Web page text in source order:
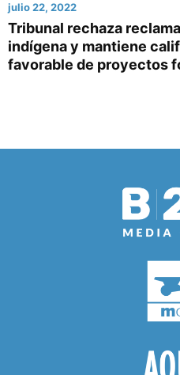
julio 22, 2022
Tribunal rechaza
indígena y mantiene
favorable de proyectos